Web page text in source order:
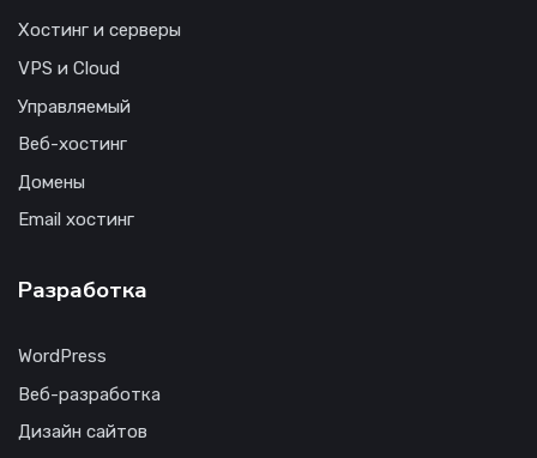
Хостинг и серверы
VPS и Cloud
Управляемый
Веб-хостинг
Домены
Email хостинг
Разработка
WordPress
Веб-разработка
Дизайн сайтов